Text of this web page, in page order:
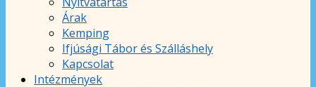
Árak
Kemping
Ifjúsági Tábor és Szálláshely
Kapcsolat
Intézmények